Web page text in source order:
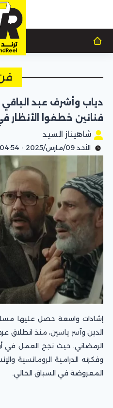
دياب وأشرف عبد
فنانين خطفوا الأنظار
شاهيناز السيد
الأحد 09/مارس/2025 - 04:54 م
إشادات واسعة حصل عليها
الدين وآسر ياسين، منذ انطلاق
الرمضاني، حيث نجح العمل في
وفكرته الدرامية الرومانسية
المعروضة في السباق الحالي.